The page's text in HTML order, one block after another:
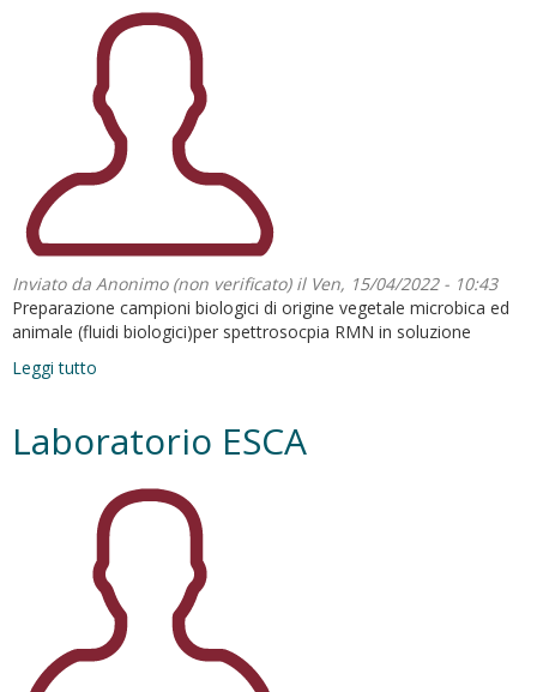
Inviato da Anonimo (non verificato)il Ven, 15/04/2022 - 10:43
Preparazione campioni biologici di origine vegetale microbica ed
animale (fluidi biologici)per spettrosocpia RMN in soluzione
Leggi tutto
NMR
Laboratorio ESCA